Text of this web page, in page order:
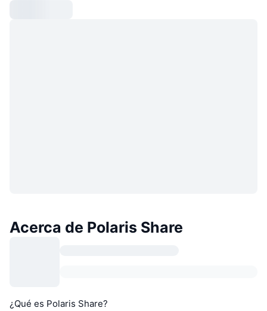
Acerca de Polaris Share
¿Qué es Polaris Share?